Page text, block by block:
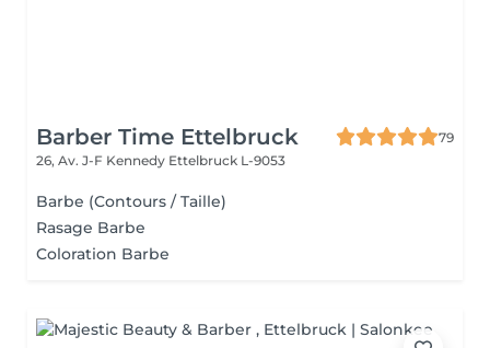
Barber Time Ettelbruck
79
26, Av. J-F Kennedy Ettelbruck L-9053
Barbe (Contours / Taille)
Rasage Barbe
Coloration Barbe